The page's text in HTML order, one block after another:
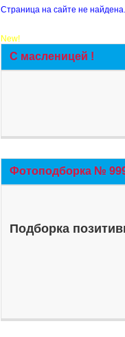
Страница на сайте не
New!
С масленицей !
Фотоподборка №
Подборка